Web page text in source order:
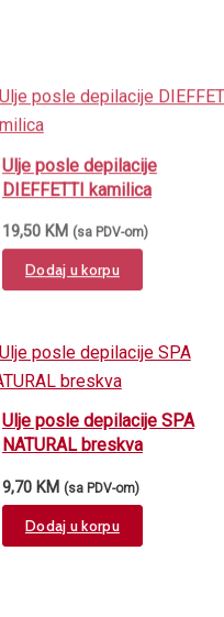
Ulje posle depilacije
DIEFFETTI kamilica
Dodaj u korpu
Ulje posle depilacije SPA
NATURAL breskva
9,70 KM (sa PDV-om)
Dodaj u korpu